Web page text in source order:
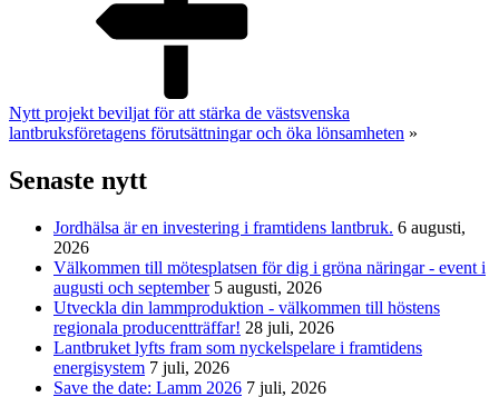
Nytt projekt beviljat för att stärka de västsvenska
lantbruksföretagens förutsättningar och öka lönsamheten »
Senaste nytt
Jordhälsa är en investering i framtidens lantbruk. 6 augusti,
2026
Välkommen till mötesplatsen för dig i gröna näringar - event i
augusti och september 5 augusti, 2026
Utveckla din lammproduktion - välkommen till höstens
regionala producentträffar! 28 juli, 2026
Lantbruket lyfts fram som nyckelspelare i framtidens
energisystem 7 juli, 2026
Save the date: Lamm 2026 7 juli, 2026